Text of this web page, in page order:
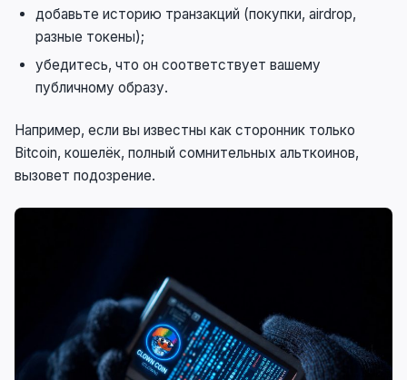
добавьте историю транзакций (покупки, airdrop,
разные токены);
убедитесь, что он соответствует вашему
публичному образу.
Например, если вы известны как сторонник только
Bitcoin, кошелёк, полный сомнительных альткоинов,
вызовет подозрение.